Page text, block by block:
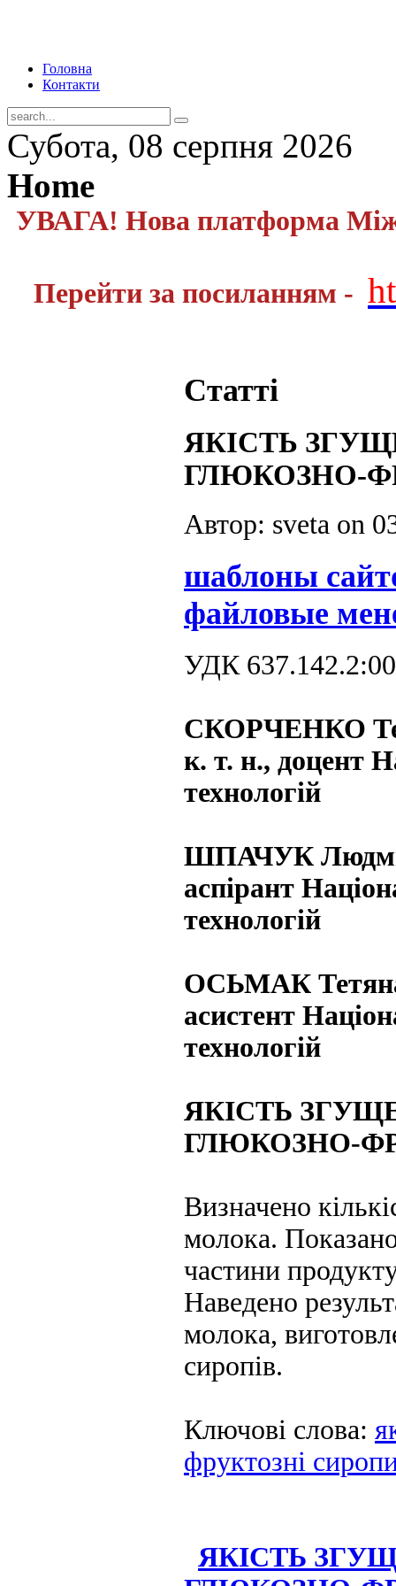
Головна
Контакти
Субота, 08 серпня 2026
Home
УВАГА! Нова платформа
Перейти за посиланням -
Статті
ЯКІСТЬ
ГЛЮКОЗНО-
Автор: sveta on
шаблоны
файловые
УДК
СКОРЧЕНКО
к. т. н., доцент
технологій
ШПАЧУК
аспірант
технологій
ОСЬМАК
асистент
технологій
ЯКІСТЬ
ГЛЮКОЗНО-
Визначено
молока. Показано
частини
Наведено
молока,
сиропів.
Ключові слова:
фруктозні
ЯКІСТЬ